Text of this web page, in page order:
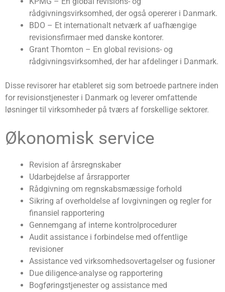
rådgivningsvirksomhed, der også opererer i Danmark.
BDO – Et internationalt netværk af uafhængige
revisionsfirmaer med danske kontorer.
Grant Thornton – En global revisions- og
rådgivningsvirksomhed, der har afdelinger i Danmark.
Disse revisorer har etableret sig som betroede partnere inden
for revisionstjenester i Danmark og leverer omfattende
løsninger til virksomheder på tværs af forskellige sektorer.
Økonomisk service
Revision af årsregnskaber
Udarbejdelse af årsrapporter
Rådgivning om regnskabsmæssige forhold
Sikring af overholdelse af lovgivningen og regler for
finansiel rapportering
Gennemgang af interne kontrolprocedurer
Audit assistance i forbindelse med offentlige
revisioner
Assistance ved virksomhedsovertagelser og fusioner
Due diligence-analyse og rapportering
Bogføringstjenester og assistance med